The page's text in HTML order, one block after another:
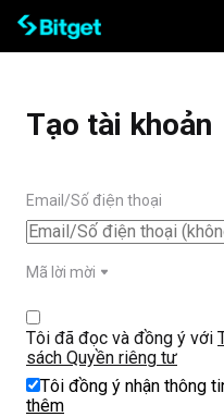
Tạo tài khoản
Email/Số điện thoại
Mã lời mời
Tôi đã đọc và đồng ý với
sách Quyền riêng tư
Tôi đồng ý nhận thông
thêm